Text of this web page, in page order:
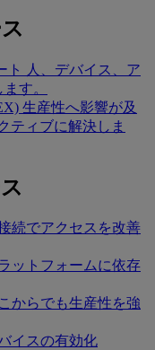
ト
人、デバイス、ア
す。
生産性へ影響が及
ティブに解決しま
続でアクセスを改善
ットフォームに依存
からでも生産性を強
イスの有効化